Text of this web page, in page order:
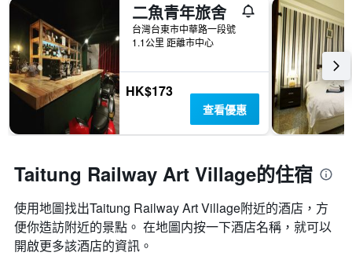
二魚青年旅舍
台灣台東市中華路一段號
1.1公里 距離市中心
HK$173
查看優惠
Taitung Railway Art Village的住宿
使用地圖找出Taitung Railway Art Village​附近的酒店，方
便你造訪附近的景點。 在地圖内按一下酒店名稱，就可以
開啟更多該酒店的資訊。